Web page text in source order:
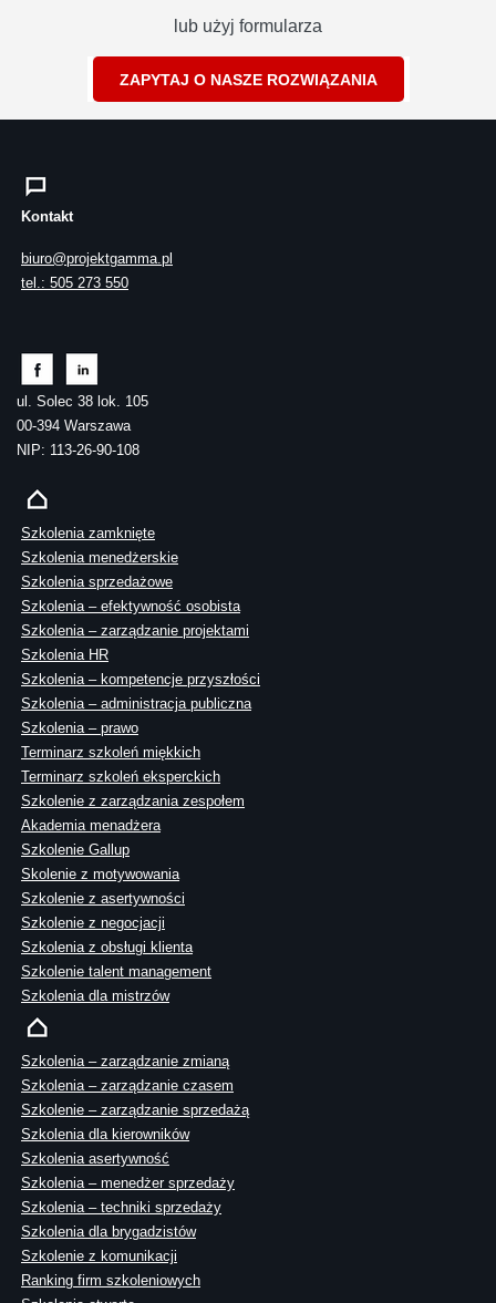
lub użyj formularza
ZAPYTAJ O NASZE ROZWIĄZANIA
Kontakt
biuro@projektgamma.pl
tel.: 505 273 550
ul. Solec 38 lok. 105
00-394 Warszawa
NIP: 113-26-90-108
Szkolenia zamknięte
Szkolenia menedżerskie
Szkolenia sprzedażowe
Szkolenia – efektywność osobista
Szkolenia – zarządzanie projektami
Szkolenia HR
Szkolenia – kompetencje przyszłości
Szkolenia – administracja publiczna
Szkolenia – prawo
Terminarz szkoleń miękkich
Terminarz szkoleń eksperckich
Szkolenie z zarządzania zespołem
Akademia menadżera
Szkolenie Gallup
Skolenie z motywowania
Szkolenie z asertywności
Szkolenie z negocjacji
Szkolenia z obsługi klienta
Szkolenie talent management
Szkolenia dla mistrzów
Szkolenia – zarządzanie zmianą
Szkolenia – zarządzanie czasem
Szkolenie – zarządzanie sprzedażą
Szkolenia dla kierowników
Szkolenia asertywność
Szkolenia – menedżer sprzedaży
Szkolenia – techniki sprzedaży
Szkolenia dla brygadzistów
Szkolenie z komunikacji
Ranking firm szkoleniowych